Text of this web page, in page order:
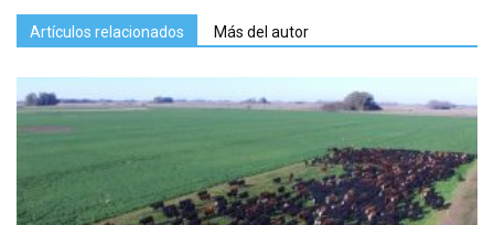
Artículos relacionados Más del autor